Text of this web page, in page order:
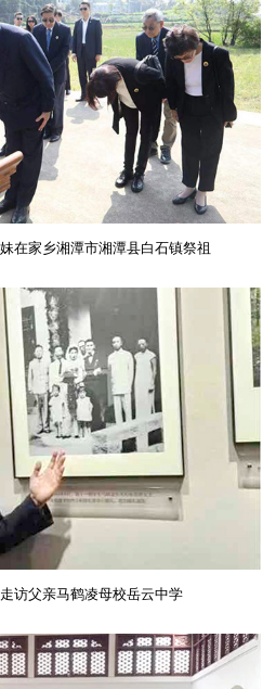
在家乡湘潭市湘潭县白石镇祭祖
访父亲马鹤凌母校岳云中学